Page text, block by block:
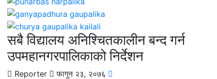
सबै विद्यालय अनिश्चितकालीन बन्द गर्न
उपमहानगरपालिकाको निर्देशन
Reporter फागुन २३, २०७६